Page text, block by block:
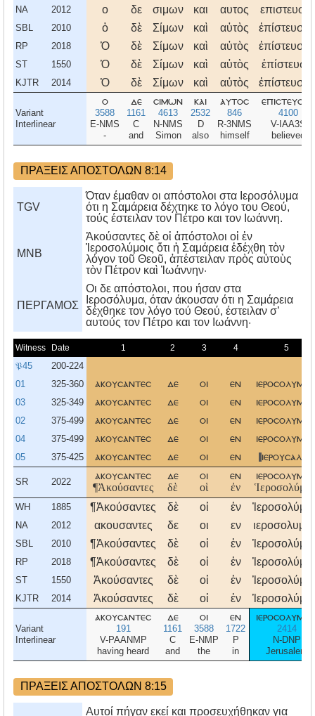
NA 2012 ο δε σιμων και αυτος επιστευσεν
SBL 2010 ὁ δὲ Σίμων καὶ αὐτὸς
RP 2018 Ὁ δὲ Σίμων καὶ αὐτὸς
ST 1550 Ὁ δὲ Σίμων καὶ αὐτὸς ἐπίστευσε,
KJTR 2014 Ὁ δὲ Σίμων καὶ αὐτὸς
Variant
Interlinear
ο
3588
E-NMS
-
δε
1161
C
and
σιμων
4613
N-NMS
Simon
και
2532
D
also
αυτοσ
846
R-3NMS
himself
επιστευσεν
4100
V-IAA3S
believed
ΠΡΑΞΕΙΣ ΑΠΟΣΤΟΛΩΝ 8:14
TGV
Όταν έμαθαν οι απόστολοι στα Ιεροσόλυμα
ότι η Σαμάρεια δέχτηκε το λόγο του Θεού,
τούς έστειλαν τον Πέτρο και τον Ιωάννη.
MNB
Ἀκούσαντες δὲ οἱ ἀπόστολοι οἱ ἐν
Ἱεροσολύμοις ὅτι ἡ Σαμάρεια ἐδέχθη τὸν
λόγον τοῦ Θεοῦ, ἀπέστειλαν πρὸς αὐτοὺς
τὸν Πέτρον καὶ Ἰωάννην·
ΠΕΡΓΑΜΟΣ
Oι δε απόστολοι, που ήσαν στα
Iεροσόλυμα, όταν άκουσαν ότι η Σαμάρεια
δέχθηκε τον λόγο τού Θεού, έστειλαν σ’
αυτούς τον Πέτρο και τον Iωάννη·
Witness Date 1 2 3 4 5
𝔓45
200-224
01
325-360 ακουσαντεσ δε οι εν
03 325-349 ακουσαντεσ δε οι εν
02 375-499 ακουσαντεσ δε οι εν
04 375-499 ακουσαντεσ δε οι εν
05 375-425 ακουσαντεσ δε οι εν ιερουσαλημ
SR 2022
ακουσαντεσ
¶Ἀκούσαντες
δε
δὲ
οι
οἱ
εν
ἐν
WH 1885 ¶Ἀκούσαντες δὲ οἱ ἐν
NA 2012 ακουσαντες δε οι εν
SBL 2010 ¶Ἀκούσαντες δὲ οἱ ἐν
RP 2018 ¶Ἀκούσαντες δὲ οἱ ἐν
ST 1550 Ἀκούσαντες δὲ οἱ ἐν
KJTR 2014 Ἀκούσαντες δὲ οἱ ἐν
Variant
Interlinear
ακουσαντεσ
191
V-PAANMP
having heard
δε
1161
C
and
οι
3588
E-NMP
the
εν
1722
P
in
2414
N-DNP
Jerusalem
ΠΡΑΞΕΙΣ ΑΠΟΣΤΟΛΩΝ 8:15
Αυτοί πήγαν εκεί και προσευχήθηκαν για